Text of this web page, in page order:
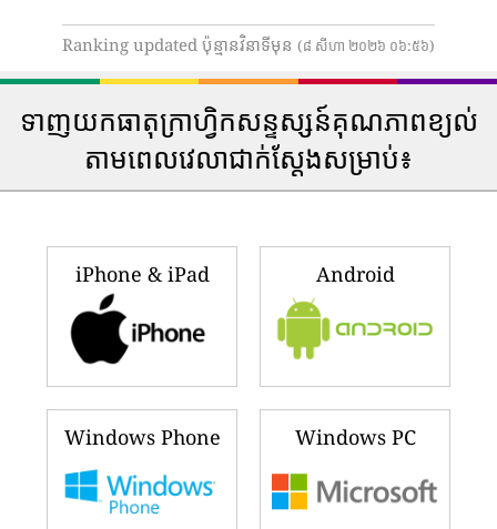
Ranking updated ប៉ុន្មានវិនាទីមុន (៨ សីហា ២០២៦ ០៦:៥៦)
ទាញយកធាតុក្រាហ្វិកសន្ទស្សន៍គុណភាពខ្យល់
តាមពេលវេលាជាក់ស្តែងសម្រាប់៖
iPhone & iPad Android
Windows Phone Windows PC